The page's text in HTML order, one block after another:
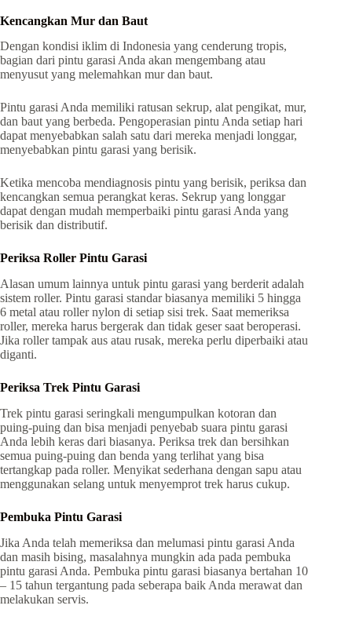
Kencangkan Mur dan Baut
Dengan kondisi iklim di Indonesia yang cenderung tropis,
bagian dari pintu garasi Anda akan mengembang atau
menyusut yang melemahkan mur dan baut.
Pintu garasi Anda memiliki ratusan sekrup, alat pengikat, mur,
dan baut yang berbeda. Pengoperasian pintu Anda setiap hari
dapat menyebabkan salah satu dari mereka menjadi longgar,
menyebabkan pintu garasi yang berisik.
Ketika mencoba mendiagnosis pintu yang berisik, periksa dan
kencangkan semua perangkat keras. Sekrup yang longgar
dapat dengan mudah memperbaiki pintu garasi Anda yang
berisik dan distributif.
Periksa Roller Pintu Garasi
Alasan umum lainnya untuk pintu garasi yang berderit adalah
sistem roller. Pintu garasi standar biasanya memiliki 5 hingga
6 metal atau roller nylon di setiap sisi trek. Saat memeriksa
roller, mereka harus bergerak dan tidak geser saat beroperasi.
Jika roller tampak aus atau rusak, mereka perlu diperbaiki atau
diganti.
Periksa Trek Pintu Garasi
Trek pintu garasi seringkali mengumpulkan kotoran dan
puing-puing dan bisa menjadi penyebab suara pintu garasi
Anda lebih keras dari biasanya. Periksa trek dan bersihkan
semua puing-puing dan benda yang terlihat yang bisa
tertangkap pada roller. Menyikat sederhana dengan sapu atau
menggunakan selang untuk menyemprot trek harus cukup.
Pembuka Pintu Garasi
Jika Anda telah memeriksa dan melumasi pintu garasi Anda
dan masih bising, masalahnya mungkin ada pada pembuka
pintu garasi Anda. Pembuka pintu garasi biasanya bertahan 10
– 15 tahun tergantung pada seberapa baik Anda merawat dan
melakukan servis.